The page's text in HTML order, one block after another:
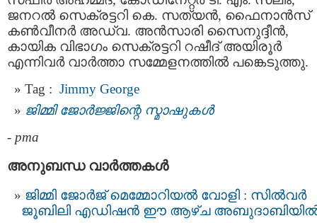
ജനറൽ സെക്രട്ടറി കെ. സത്യൻ, ഫൈനാൻസ്
കൺവീനർ അഡ്വ. അൻസാരി സൈനുദ്ദീൻ,
കായിക വിഭാഗം സെക്രട്ടറി റഷീദ് അയിരൂർ
എന്നിവർ വാർത്താ സമ്മേളനത്തിൽ പങ്കെടുത്തു.
Tag : Jimmy George
ജിമ്മി ജോര്‍‌ജ്ജിന്റെ സ്മാഷുകള്‍
- pma
അനുബന്ധ വാര്‍ത്തകള്‍
ജിമ്മി ജോര്‍ജ് മെമ്മോറിയല്‍ വോളി : സില്‍വര്‍
ജൂബിലി എഡിഷന്‍ ഈ ആഴ്ച